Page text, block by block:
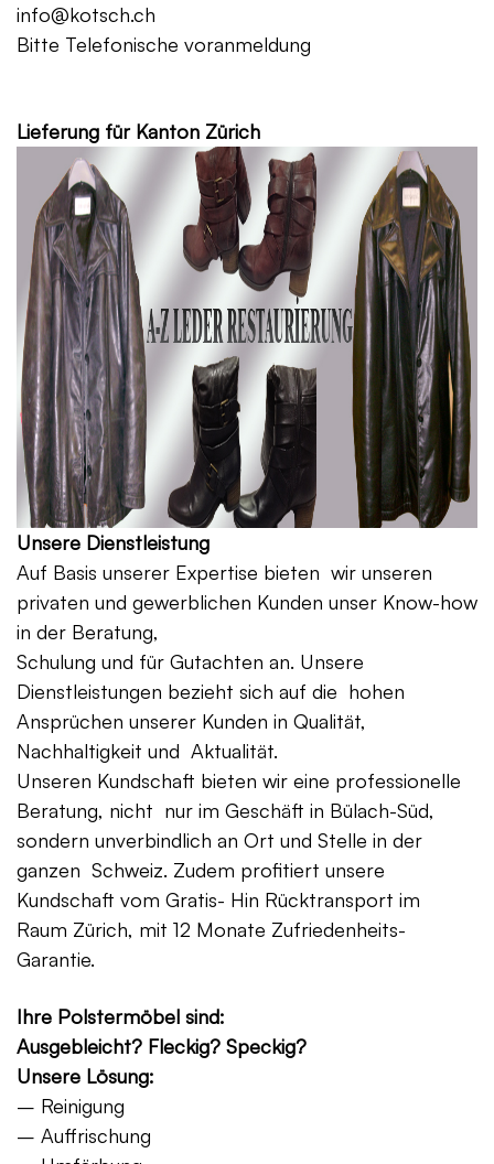
info@kotsch.ch
Bitte Telefonische voranmeldung
Lieferung für Kanton Zürich
Unsere Dienstleistung
Auf Basis unserer Expertise bieten wir unseren
privaten und gewerblichen Kunden unser Know-how
in der Beratung,
Schulung und für Gutachten an. Unsere
Dienstleistungen bezieht sich auf die hohen
Ansprüchen unserer Kunden in Qualität,
Nachhaltigkeit und Aktualität.
Unseren Kundschaft bieten wir eine professionelle
Beratung, nicht nur im Geschäft in Bülach-Süd,
sondern unverbindlich an Ort und Stelle in der
ganzen Schweiz. Zudem profitiert unsere
Kundschaft vom Gratis- Hin Rücktransport im
Raum Zürich, mit 12 Monate Zufriedenheits-
Garantie.
Ihre Polstermöbel sind:
Ausgebleicht? Fleckig? Speckig?
Unsere Lösung:
– Reinigung
– Auffrischung